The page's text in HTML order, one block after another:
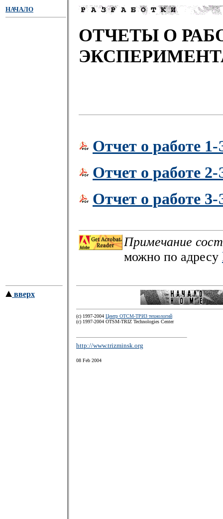
НАЧАЛО
ОТЧЕТЫ О
Отчет о работе
Отчет о работе
Отчет о работе
Примечание
можно по адресу
вверх
(c) 1997-2004 Центр ОТСМ-ТРИЗ технологий
(с) 1997-2004 OTSM-TRIZ Technologies Center
http://www.trizminsk.org
08 Feb 2004